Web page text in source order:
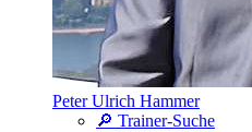
Peter Ulrich Hammer
🔎 Trainer-Suche